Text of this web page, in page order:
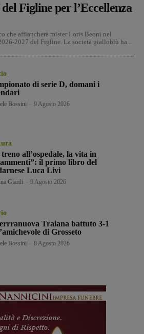
Figline per l’Eccellenza
che affiancherà mister Loris Beoni nel
2027 del Figline. La società gialloblù ha...
di serie D, domani i
Bossini 9 Agosto 2026
all’ospedale, la vita in
il primo libro del
Luca Livi
Giardi 9 Agosto 2026
Traiana battuto 3-1
di Grosseto
Bossini 8 Agosto 2026